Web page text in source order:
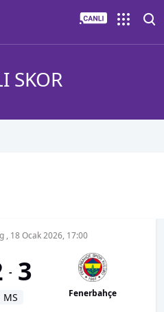
SKOR
, 18 Ocak 2026, 17:00
- 3
MS Fenerbahçe